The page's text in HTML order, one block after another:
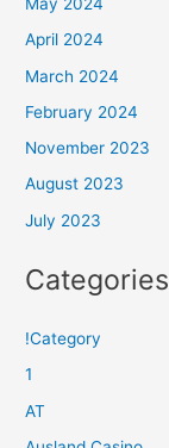
April 2024
March 2024
February 2024
November 2023
August 2023
July 2023
Categories
!Category
1
AT